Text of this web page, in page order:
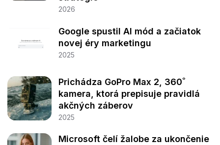
2026
Google spustil AI mód a začiatok
novej éry marketingu
2025
Prichádza GoPro Max 2, 360˚
kamera, ktorá prepisuje pravidlá
akčných záberov
2025
Microsoft čelí žalobe za ukončenie